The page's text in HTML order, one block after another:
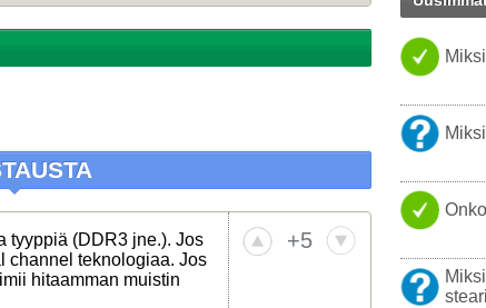
tyyppiä (DDR3 jne.). Jos
channel teknologiaa. Jos
hitaamman muistin
+5
NOKIA
USB
LINUX